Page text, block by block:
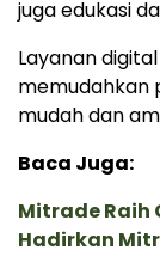
juga edukasi
Layanan
memudahkan
mudah dan
Baca Juga:
Mitrade Raih
Hadirkan